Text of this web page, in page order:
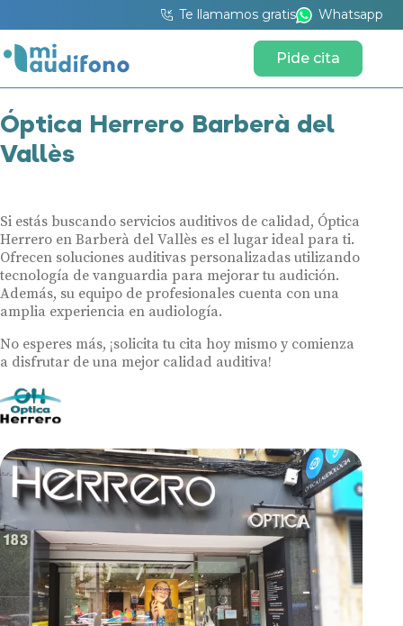
Te llamamos gratis Whatsapp
Pide cita
Óptica Herrero Barberà del
Vallès
Si estás buscando servicios auditivos de calidad, Óptica
Herrero en Barberà del Vallès es el lugar ideal para ti.
Ofrecen soluciones auditivas personalizadas utilizando
tecnología de vanguardia para mejorar tu audición.
Además, su equipo de profesionales cuenta con una
amplia experiencia en audiología.
No esperes más, ¡solicita tu cita hoy mismo y comienza
a disfrutar de una mejor calidad auditiva!